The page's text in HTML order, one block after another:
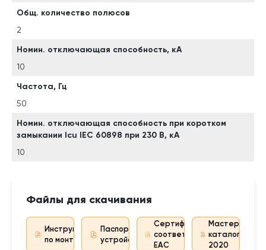
Общ. количество полюсов
2
Номин. отключающая способность, кА
10
Частота, Гц
50
Номин. отключающая способность при коротком
замыкании Icu IEC 60898 при 230 В, кА
10
Файлы для скачивания
Инструкция
по монтажу
Паспорт
устройства
Сертификат
соответствия
EAC
Мастер
каталог
2020